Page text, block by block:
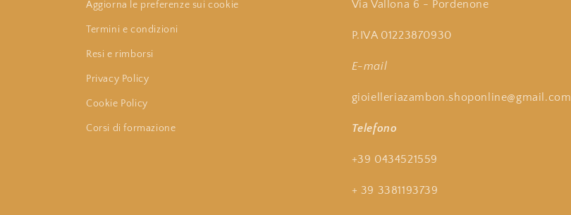
Aggiorna le preferenze sui cookie
Termini e condizioni
Resi e rimborsi
Privacy Policy
Cookie Policy
Corsi di formazione
Via Vallona 6 - Pordenone
P.IVA 01223870930
E-mail
gioielleriazambon.shoponline@gmail.com
Telefono
+39 0434521559
+ 39 3381193739